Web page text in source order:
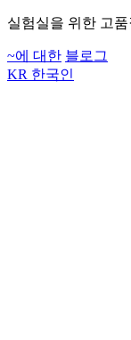
실험실을 위한 고
~에 대한 블로그
KR 한국인